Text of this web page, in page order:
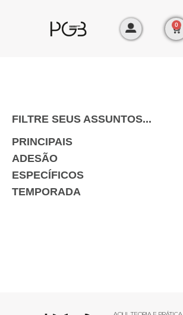
0
FILTRE SEUS ASSUNTOS...
PRINCIPAIS
ADESÃO
ESPECÍFICOS
TEMPORADA